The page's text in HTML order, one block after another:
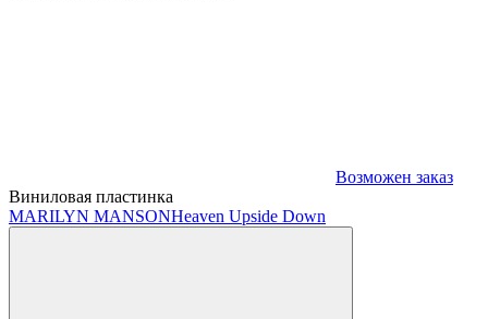
Возможен заказ
Виниловая пластинка
MARILYN MANSONHeaven Upside Down